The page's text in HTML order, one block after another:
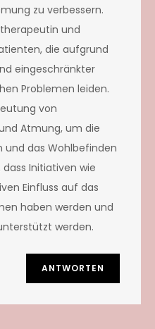
zu verbessern.
und
die aufgrund
eingeschränkter
Problemen leiden.
von
Atmung, um die
und das Wohlbefinden
Initiativen wie
Einfluss auf das
haben werden und
werden.
ANTWORTEN